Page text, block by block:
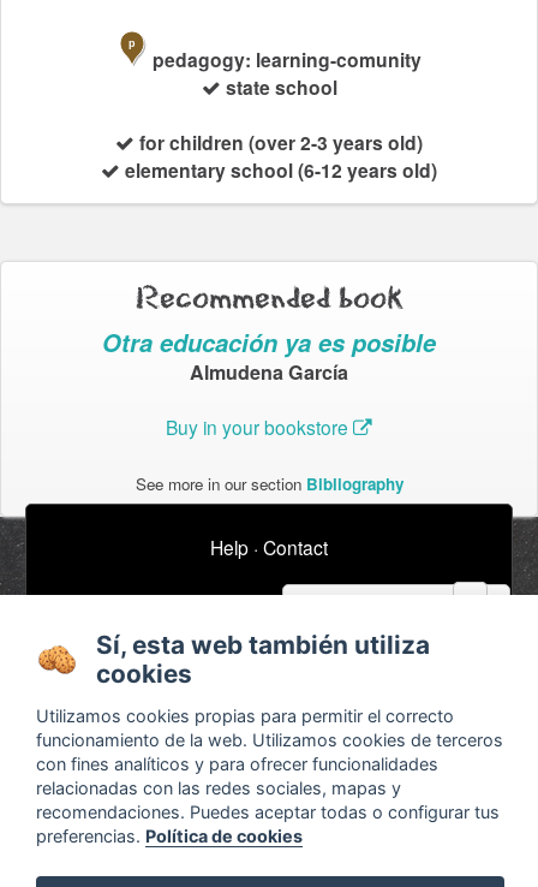
p
pedagogy: learning-comunity
state school
for children (over 2-3 years old)
elementary school (6-12 years old)
Recommended book
Otra educación ya es posible
Almudena García
Buy in your bookstore
See more in our section Bibliography
Help · Contact
Subscribe to our newsletter
About
Terms and conditions
Configurar cookies
Agenda
Timeline
Bibliography
Sí, esta web también utiliza
cookies
Utilizamos cookies propias para permitir el correcto
funcionamiento de la web. Utilizamos cookies de terceros
con fines analíticos y para ofrecer funcionalidades
relacionadas con las redes sociales, mapas y
recomendaciones. Puedes aceptar todas o configurar tus
preferencias. Política de cookies